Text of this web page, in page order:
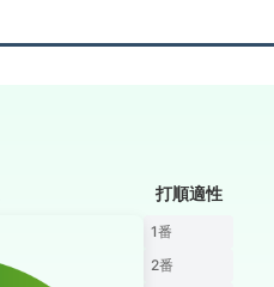
打順適性
1番
2番